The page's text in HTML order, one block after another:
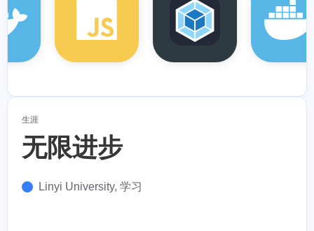
生涯
无限进步
Linyi University, 学习